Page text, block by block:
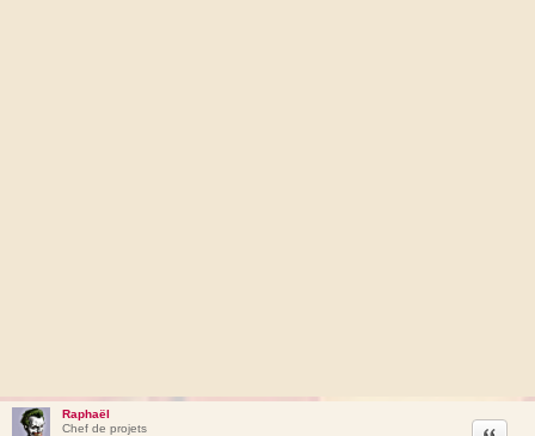
Raphaël
Chef de projets
Citation